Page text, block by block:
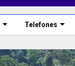
Telefones